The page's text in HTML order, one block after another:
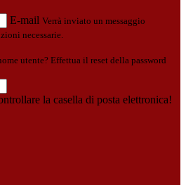
E-mail Verrà inviato un messaggio
necessarie.
utente? Effettua il reset della password
la casella di posta elettronica!